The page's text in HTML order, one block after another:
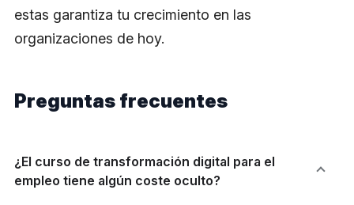
estas garantiza tu crecimiento en las
organizaciones de hoy.
Preguntas frecuentes
¿El curso de transformación digital para el
empleo tiene algún coste oculto?